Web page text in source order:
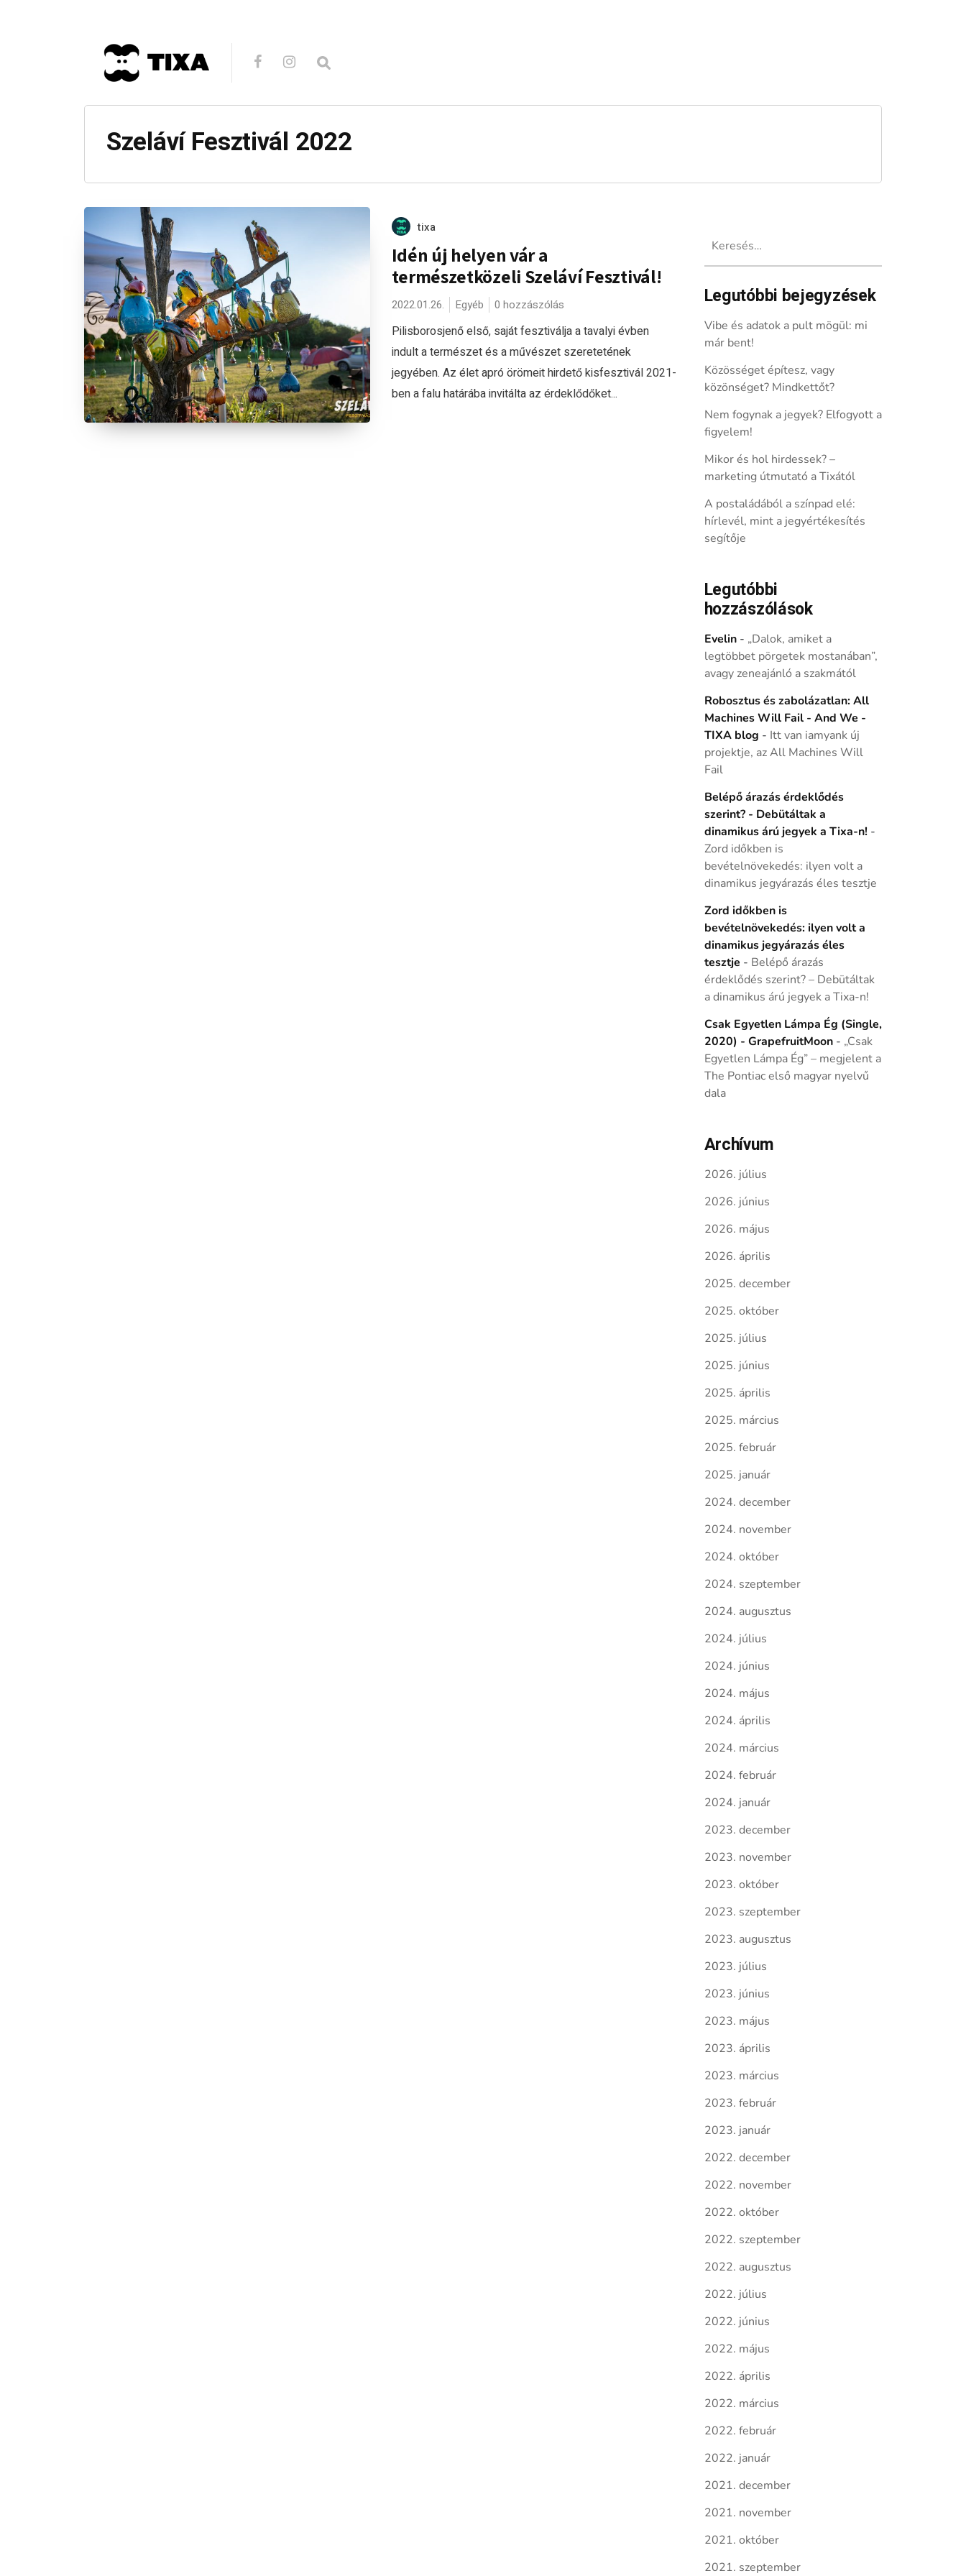
Szeláví Fesztivál 2022
tixa
Idén új helyen vár a
természetközeli Szeláví Fesztivál!
2022.01.26. Egyéb 0 hozzászólás
Pilisborosjenő első, saját fesztiválja a tavalyi évben
indult a természet és a művészet szeretetének
jegyében. Az élet apró örömeit hirdető kisfesztivál 2021-
ben a falu határába invitálta az érdeklődőket...
Legutóbbi bejegyzések
Vibe és adatok a pult mögül: mi
már bent!
Közösséget építesz, vagy
közönséget? Mindkettőt?
Nem fogynak a jegyek? Elfogyott a
figyelem!
Mikor és hol hirdessek? –
marketing útmutató a Tixától
A postaládából a színpad elé:
hírlevél, mint a jegyértékesítés
segítője
Legutóbbi
hozzászólások
Evelin- „Dalok, amiket a
legtöbbet pörgetek mostanában”,
avagy zeneajánló a szakmától
Robosztus és zabolázatlan: All
Machines Will Fail - And We -
TIXA blog - Itt van iamyank új
projektje, az All Machines Will
Fail
Belépő árazás érdeklődés
szerint? - Debütáltak a
dinamikus árú jegyek a Tixa-n! -
Zord időkben is
bevételnövekedés: ilyen volt a
dinamikus jegyárazás éles tesztje
Zord időkben is
bevételnövekedés: ilyen volt a
dinamikus jegyárazás éles
tesztje - Belépő árazás
érdeklődés szerint? – Debütáltak
a dinamikus árú jegyek a Tixa-n!
Csak Egyetlen Lámpa Ég (Single,
2020) - GrapefruitMoon- „Csak
Egyetlen Lámpa Ég” – megjelent a
The Pontiac első magyar nyelvű
dala
Archívum
2026. július
2026. június
2026. május
2026. április
2025. december
2025. október
2025. július
2025. június
2025. április
2025. március
2025. február
2025. január
2024. december
2024. november
2024. október
2024. szeptember
2024. augusztus
2024. július
2024. június
2024. május
2024. április
2024. március
2024. február
2024. január
2023. december
2023. november
2023. október
2023. szeptember
2023. augusztus
2023. július
2023. június
2023. május
2023. április
2023. március
2023. február
2023. január
2022. december
2022. november
2022. október
2022. szeptember
2022. augusztus
2022. július
2022. június
2022. május
2022. április
2022. március
2022. február
2022. január
2021. december
2021. november
2021. október
2021. szeptember